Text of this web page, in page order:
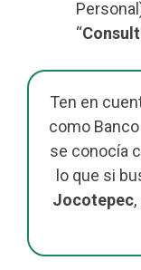
“
Ten en
como
se conocía
lo que si
Jocotepec,